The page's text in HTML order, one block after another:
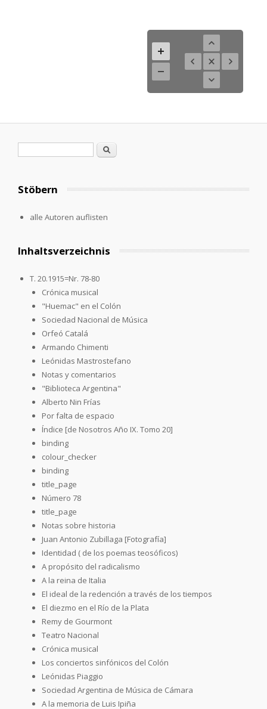
Search
Stöbern
alle Autoren auflisten
Inhaltsverzeichnis
T. 20.1915=Nr. 78-80
Crónica musical
"Huemac" en el Colón
Sociedad Nacional de Música
Orfeó Catalá
Armando Chimenti
Leónidas Mastrostefano
Notas y comentarios
"Biblioteca Argentina"
Alberto Nin Frías
Por falta de espacio
Índice [de Nosotros Año IX. Tomo 20]
binding
colour_checker
binding
title_page
Número 78
title_page
Notas sobre historia
Juan Antonio Zubillaga [Fotografía]
Identidad ( de los poemas teosóficos)
A propósito del radicalismo
A la reina de Italia
El ideal de la redención a través de los tiempos
El diezmo en el Río de la Plata
Remy de Gourmont
Teatro Nacional
Crónica musical
Los conciertos sinfónicos del Colón
Leónidas Piaggio
Sociedad Argentina de Música de Cámara
A la memoria de Luis Ipiña